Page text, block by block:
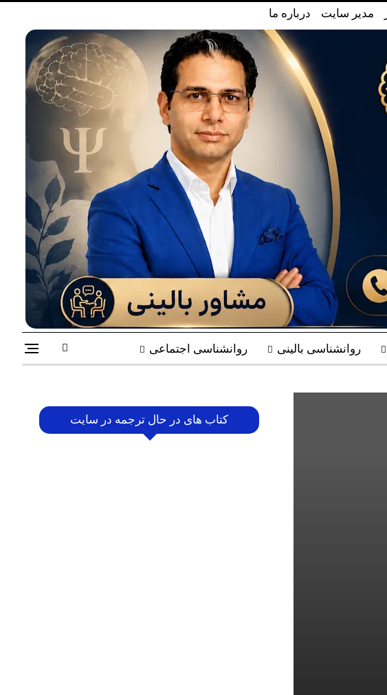
مدیر سایت درباره ما
روانشناسی بالینی روانشناسی اجتماعی
کتاب های در حال ترجمه در سایت